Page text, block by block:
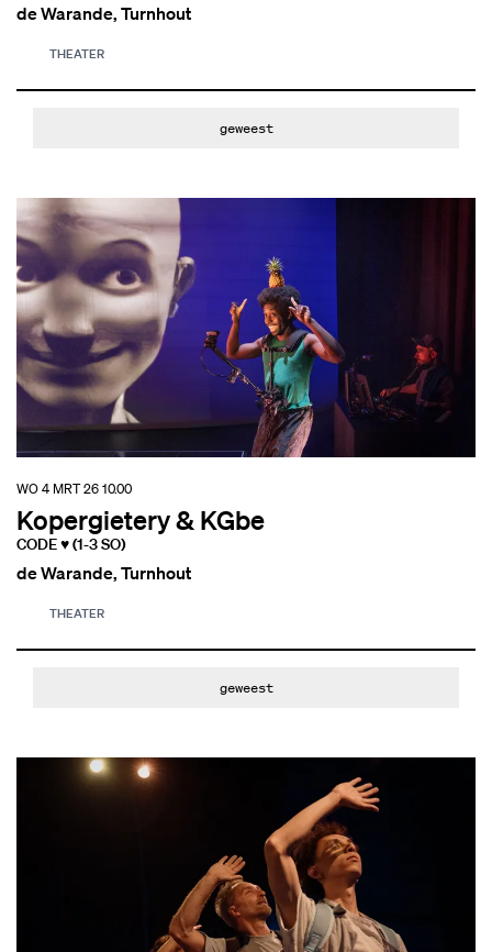
de Warande, Turnhout
THEATER
geweest
Kopergietery & KGbe
CODE ♥ (1-3 SO)
WO 4 MRT 2610.00
de Warande, Turnhout
THEATER
geweest